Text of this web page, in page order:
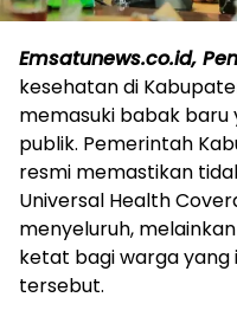
Emsatunews.co.id,
kesehatan di
memasuki babak
publik. Pemerintah
resmi memastikan
Universal Health
menyeluruh,
ketat bagi warga yang
tersebut.